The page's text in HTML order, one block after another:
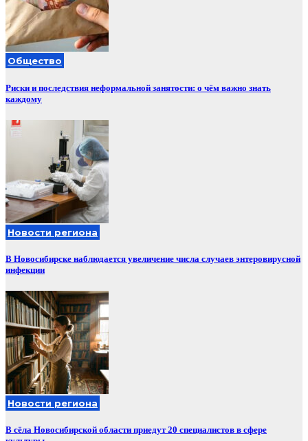
Общество
Риски и последствия неформальной занятости: о чём важно знать
каждому
Новости региона
В Новосибирске наблюдается увеличение числа случаев энтеровирусной
инфекции
Новости региона
В сёла Новосибирской области приедут 20 специалистов в сфере